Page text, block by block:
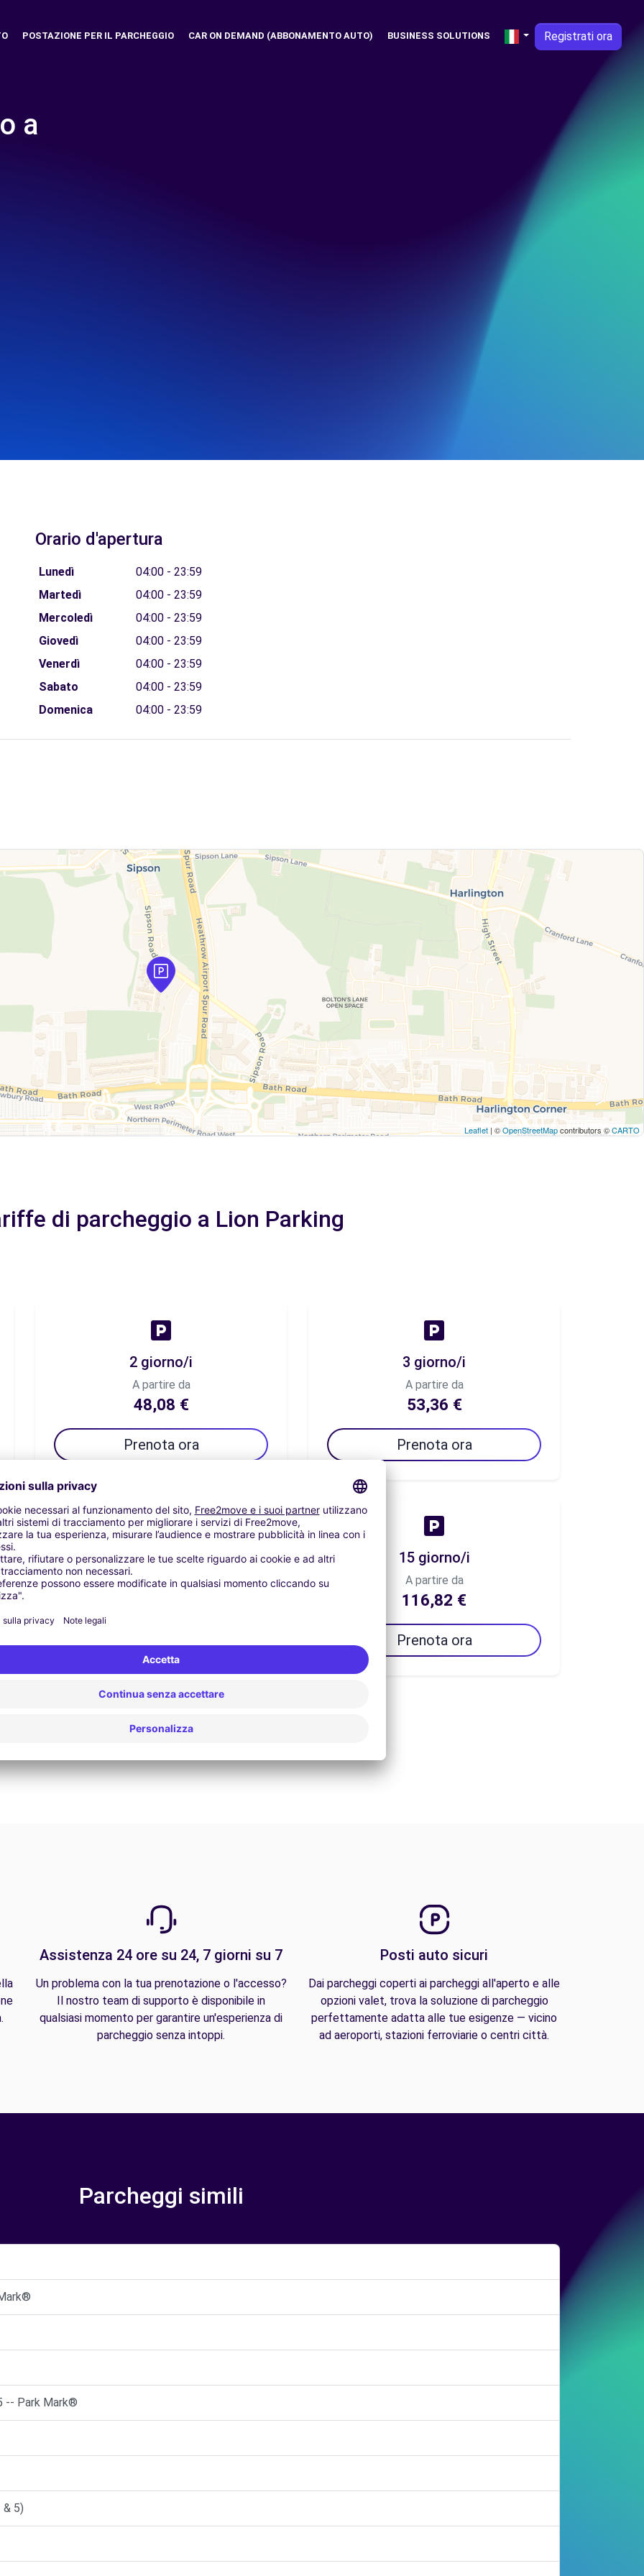
POSTAZIONE PER IL PARCHEGGIO CAR ON DEMAND (ABBONAMENTO AUTO) BUSINESS SOLUTIONS Registrati ora
a
Orario d'apertura
Lunedì
04:00 - 23:59
Martedì
04:00 - 23:59
Mercoledì
04:00 - 23:59
Giovedì
04:00 - 23:59
Venerdì
04:00 - 23:59
Sabato
04:00 - 23:59
Domenica
04:00 - 23:59
Leaflet | ©OpenStreetMapcontributors ©CARTO
di parcheggio a Lion Parking
2 giorno/i
A partire da
48,08 €
Prenota ora
3 giorno/i
A partire da
53,36 €
Prenota ora
7 giorno/i
A partire da
15 giorno/i
A partire da
116,82 €
Prenota ora
Assistenza 24 ore su 24, 7 giorni su 7
Un problema con la tua prenotazione o l'accesso?
Il nostro team di supporto è disponibile in
qualsiasi momento per garantire un'esperienza di
parcheggio senza intoppi.
Posti auto sicuri
Dai parcheggi coperti ai parcheggi all'aperto e alle
opzioni valet, trova la soluzione di parcheggio
perfettamente adatta alle tue esigenze — vicino
ad aeroporti, stazioni ferroviarie o centri città.
Parcheggi simili
-- Park Mark®
& 5)